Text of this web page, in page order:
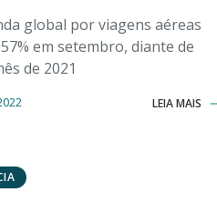
global por viagens aéreas
em setembro, diante de
de 2021
LEIA MAIS